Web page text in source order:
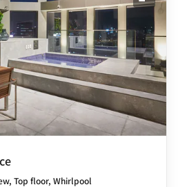
展开
Top floor, Whirlpool